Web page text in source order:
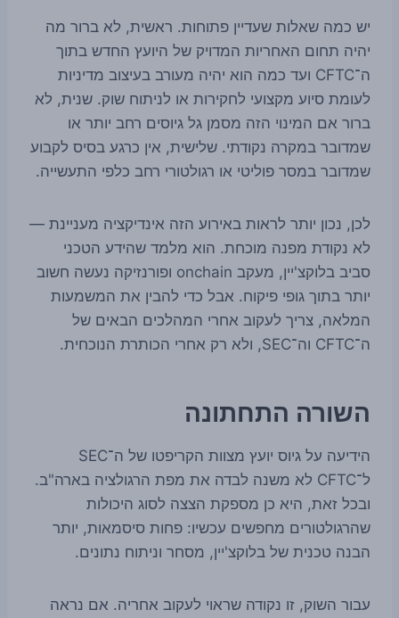
יש כמה שאלות שעדיין פתוחות. ראשית, לא ברור מה
יהיה תחום האחריות המדויק של היועץ החדש בתוך
ה־CFTC ועד כמה הוא יהיה מעורב בעיצוב מדיניות
לעומת סיוע מקצועי לחקירות או לניתוח שוק. שנית, לא
ברור אם המינוי הזה מסמן גל גיוסים רחב יותר או
שמדובר במקרה נקודתי. שלישית, אין כרגע בסיס לקבוע
שמדובר במסר פוליטי או רגולטורי רחב כלפי התעשייה.
לכן, נכון יותר לראות באירוע הזה אינדיקציה מעניינת —
לא נקודת מפנה מוכחת. הוא מלמד שהידע הטכני
סביב בלוקצ'יין, מעקב onchain ופורנזיקה נעשה חשוב
יותר בתוך גופי פיקוח. אבל כדי להבין את המשמעות
המלאה, צריך לעקוב אחרי המהלכים הבאים של
ה־CFTC וה־SEC, ולא רק אחרי הכותרת הנוכחית.
השורה התחתונה
הידיעה על גיוס יועץ מצוות הקריפטו של ה־SEC
ל־CFTC לא משנה לבדה את מפת הרגולציה בארה"ב.
ובכל זאת, היא כן מספקת הצצה לסוג היכולות
שהרגולטורים מחפשים עכשיו: פחות סיסמאות, יותר
הבנה טכנית של בלוקצ'יין, מסחר וניתוח נתונים.
עבור השוק, זו נקודה שראוי לעקוב אחריה. אם נראה